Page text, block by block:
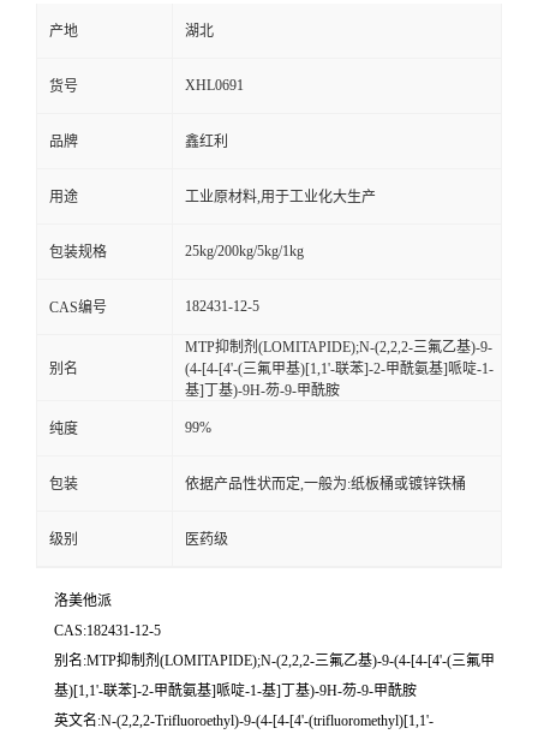
产地 湖北
货号 XHL0691
品牌 鑫红利
用途 工业原材料,用于工业化大生产
包装规格 25kg/200kg/5kg/1kg
CAS编号 182431-12-5
别名
MTP抑制剂(LOMITAPIDE);N-(2,2,2-三氟乙基)-9-
(4-[4-[4'-(三氟甲基)[1,1'-联苯]-2-甲酰氨基]哌啶-1-
基]丁基)-9H-芴-9-甲酰胺
纯度 99%
包装 依据产品性状而定,一般为:纸板桶或镀锌铁桶
级别 医药级
洛美他派
CAS:182431-12-5
别名:MTP抑制剂(LOMITAPIDE);N-(2,2,2-三氟乙基)-9-(4-[4-[4'-(三氟甲
基)[1,1'-联苯]-2-甲酰氨基]哌啶-1-基]丁基)-9H-芴-9-甲酰胺
英文名:N-(2,2,2-Trifluoroethyl)-9-(4-[4-[4'-(trifluoromethyl)[1,1'-